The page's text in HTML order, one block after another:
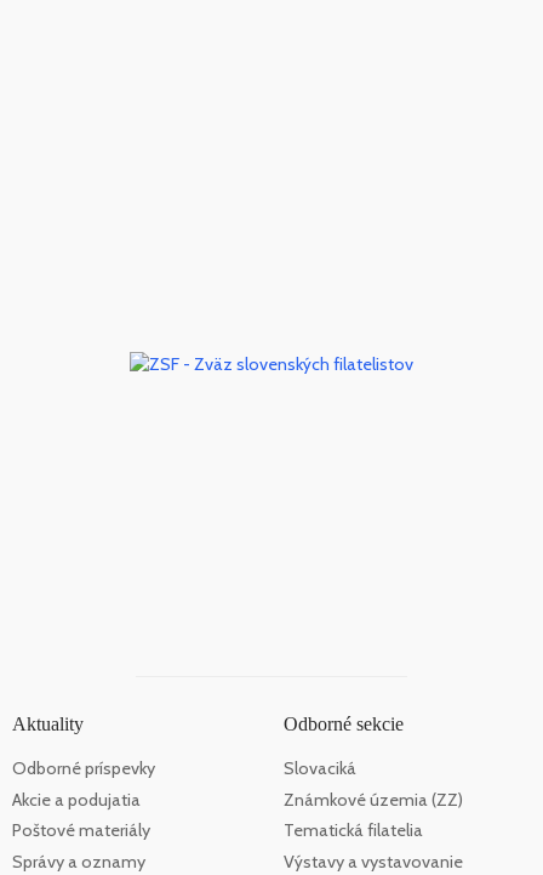
Aktuality
Odborné príspevky
Akcie a podujatia
Poštové materiály
Správy a oznamy
Odborné sekcie
Slovaciká
Známkové územia (ZZ)
Tematická filatelia
Výstavy a vystavovanie